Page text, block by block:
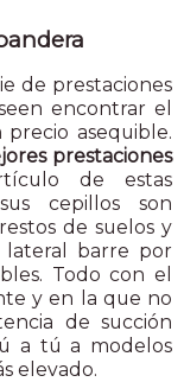
de prestaciones
encontrar el
asequible.
prestaciones
de estas
cepillos son
de suelos y
lateral barre por
Todo con el
y en la que no
de succión
a tú a modelos
elevado.